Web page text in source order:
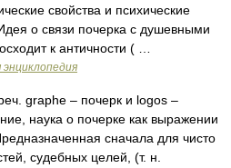
свойства и психические
о связи почерка с душевными
к античности ( …
энциклопедия
graphe – почерк и logos –
наука о почерке как выражении
сначала для чисто
судебных целей, (т. н.